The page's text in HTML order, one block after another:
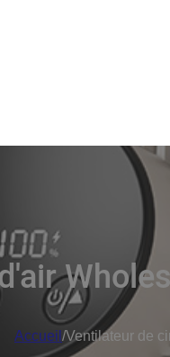
Accueil /Ventilateur de